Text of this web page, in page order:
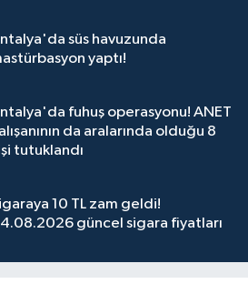
süs havuzunda
yaptı!
fuhuş operasyonu! ANET
da aralarında olduğu 8
tutuklandı
10 TL zam geldi!
güncel sigara fiyatları